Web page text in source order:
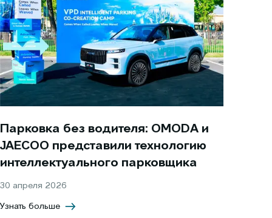
Парковка без водителя: OMODA и
JAECOO представили технологию
интеллектуального парковщика
30 апреля 2026
Узнать больше